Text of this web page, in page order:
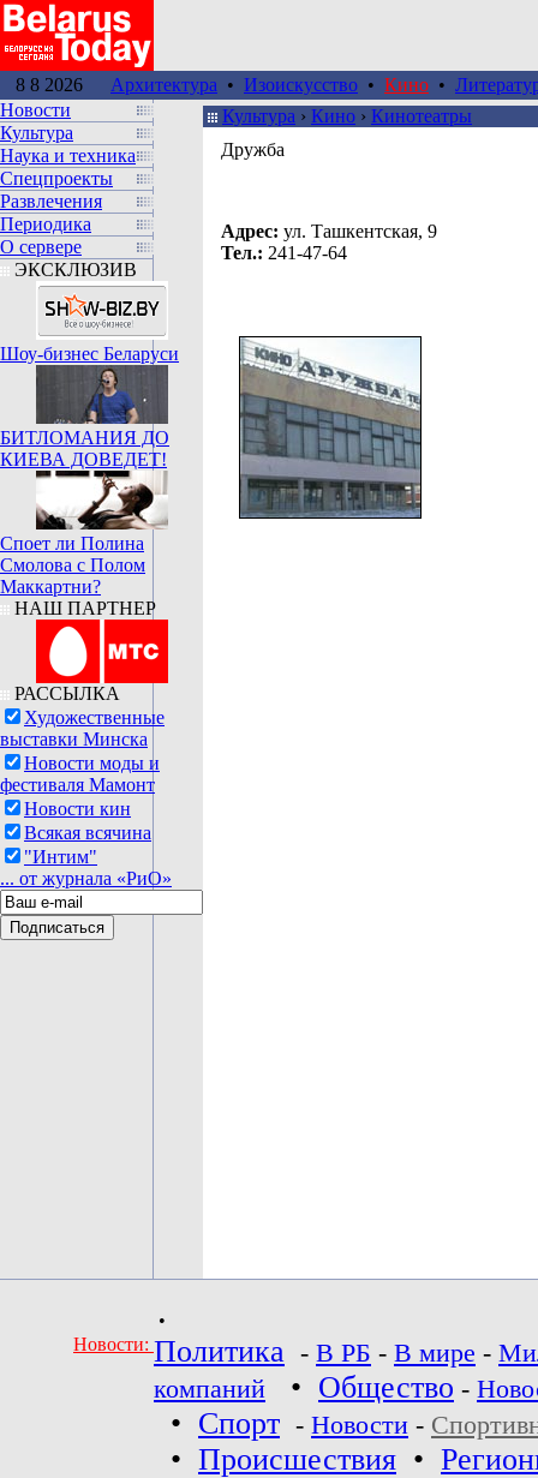
8 8 2026 Архитектура • Изоискусство • Кино •
Новости
Культура
Наука и техника
Спецпроекты
Развлечения
Периодика
О сервере
ЭКСКЛЮЗИВ
Шоу-бизнес Беларуси
БИТЛОМАНИЯ ДО
КИЕВА ДОВЕДЕТ!
Споет ли Полина
Смолова с Полом
Маккартни?
НАШ ПАРТНЕР
РАССЫЛКА
Художественные
выставки Минска
Новости моды и
фестиваля Мамонт
Новости кин
Всякая всячина
"Интим"
... от журнала «РиО»
Культура › Кино › Кинотеатры
Дружба
Адрес: ул. Ташкентская, 9
Тел.: 241-47-64
•
Новости: Политика - В РБ - В мире -
компаний
• Общество -
• Спорт - Новости -
• Происшествия •